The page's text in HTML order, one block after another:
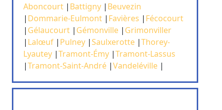
Aboncourt | Battigny | Beuvezin
| Dommarie-Eulmont | Favières | Fécocourt
| Gélaucourt | Gémonville | Grimonviller
| Lalœuf | Pulney |Saulxerotte |Thorey-
Lyautey |Tramont-Émy |Tramont-Lassus
|Tramont-Saint-André |Vandeléville |